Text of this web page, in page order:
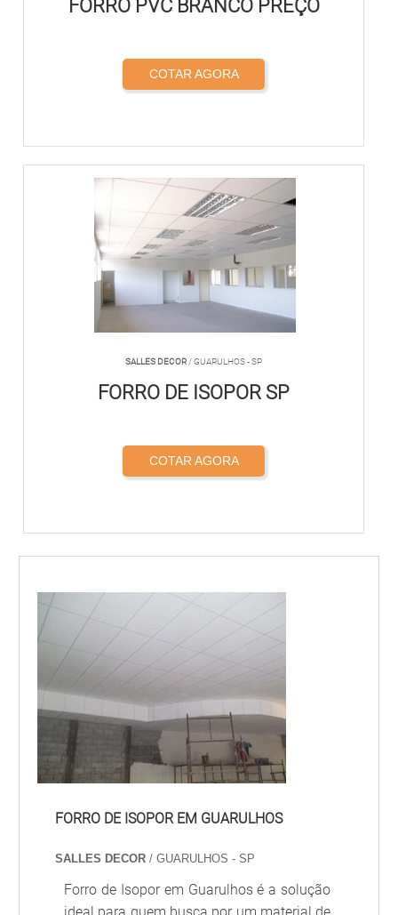
FORRO PVC BRANCO PREÇO
COTAR AGORA
SALLES DECOR / GUARULHOS - SP
FORRO DE ISOPOR SP
COTAR AGORA
FORRO DE ISOPOR EM GUARULHOS
SALLES DECOR/ GUARULHOS - SP
Forro de Isopor em Guarulhos é a solução